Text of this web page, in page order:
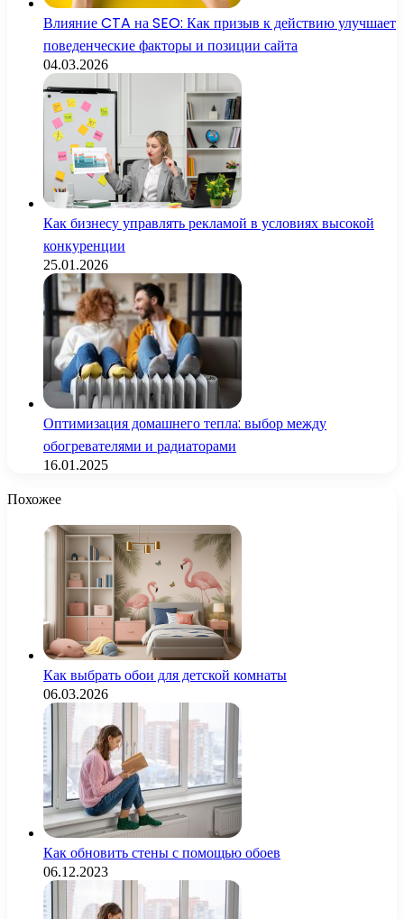
Влияние CTA на SEO: Как призыв к действию улучшает
поведенческие факторы и позиции сайта
04.03.2026
Как бизнесу управлять рекламой в условиях высокой
конкуренции
25.01.2026
Оптимизация домашнего тепла: выбор между
обогревателями и радиаторами
16.01.2025
Похожее
Как выбрать обои для детской комнаты
06.03.2026
Как обновить стены с помощью обоев
06.12.2023